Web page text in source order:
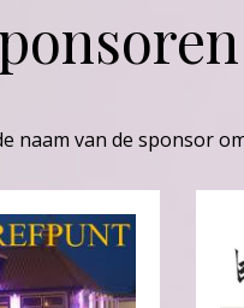
naam van de sponsor